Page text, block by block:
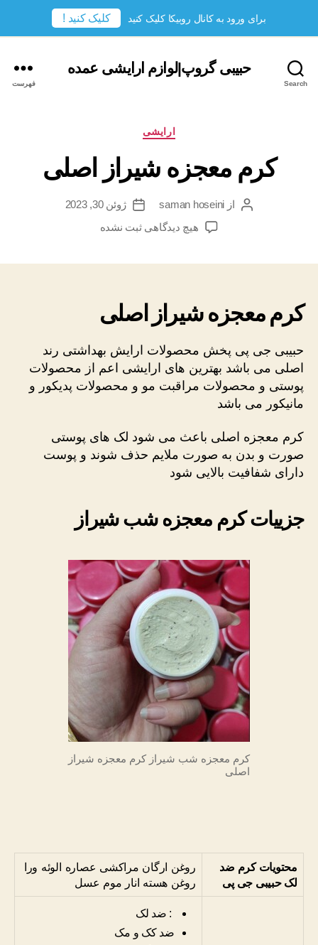
Search
حبیبی گروپ|لوازم ارایشی عمده
فهرست
دسته‌ها
ارایشی
کرم معجزه شیراز اصلی
نویسندهٔ
از saman hoseini
تاریخژوئن 30, 2023
هیچ دیدگاهیبرای
ثبت نشده
کرم معجزه شیراز اصلی
حبیبی جی پی پخش محصولات ارایش بهداشتی رند
اصلی می باشد بهترین های ارایشی اعم از محصولات
پوستی و محصولات مراقبت مو و محصولات پدیکور و
مانیکور می باشد
کرم معجزه اصلی باعث می شود لک های پوستی
صورت و بدن به صورت ملایم حذف شوند و پوست
دارای شفافیت بالایی شود
جزییات کرم معجزه شب شیراز
کرم معجزه شب شیراز کرم معجزه شیراز
اصلی
محتویات کرم ضد
لک حبیبی جی پی
روغن ارگان مراکشی عصاره الوئه ورا
روغن هسته انار موم عسل
: ضد لک
ضد کک و مک
برای ورود به کانال روبیکا کلیک کنید کلیک کنید !